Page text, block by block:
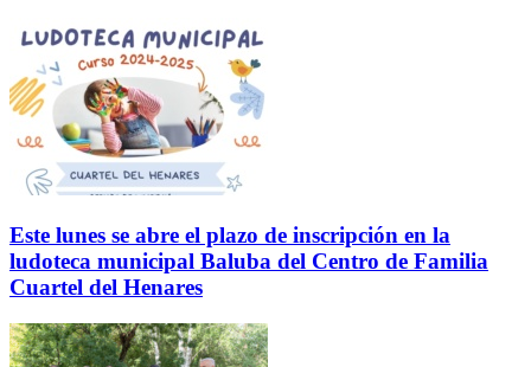
Este lunes se abre el plazo de inscripción en la
ludoteca municipal Baluba del Centro de Familia
Cuartel del Henares